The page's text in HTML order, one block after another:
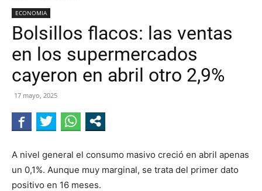
RIO
NEGRO
ECONOMIA
Bolsillos flacos: las ventas
en los supermercados
cayeron en abril otro 2,9%
17 mayo, 2025
A nivel general el consumo masivo creció en abril apenas
un 0,1%. Aunque muy marginal, se trata del primer dato
positivo en 16 meses.